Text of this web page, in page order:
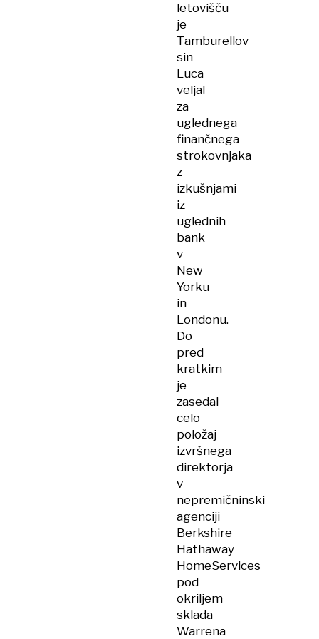
letovišču
je
Tamburellov
sin
Luca
veljal
za
uglednega
finančnega
strokovnjaka
z
izkušnjami
iz
uglednih
bank
v
New
Yorku
in
Londonu.
Do
pred
kratkim
je
zasedal
celo
položaj
izvršnega
direktorja
v
nepremičninski
agenciji
Berkshire
Hathaway
HomeServices
pod
okriljem
sklada
Warrena